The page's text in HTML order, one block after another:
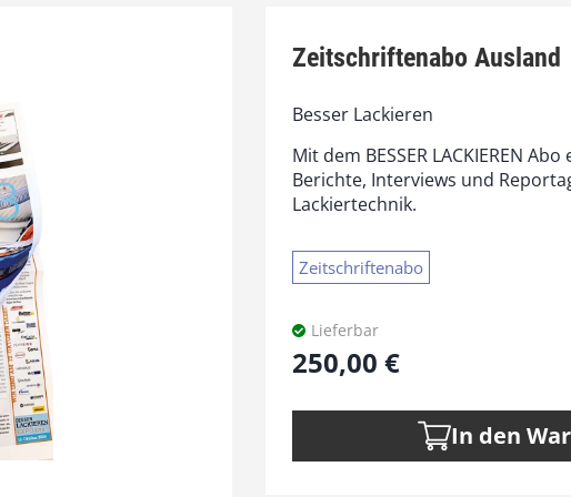
Zeitschriftenabo Ausland
Besser Lackieren
Mit dem BESSER LACKIEREN
Berichte, Interviews und
Lackiertechnik.
Zeitschriftenabo
Lieferbar
250,00 €
In den